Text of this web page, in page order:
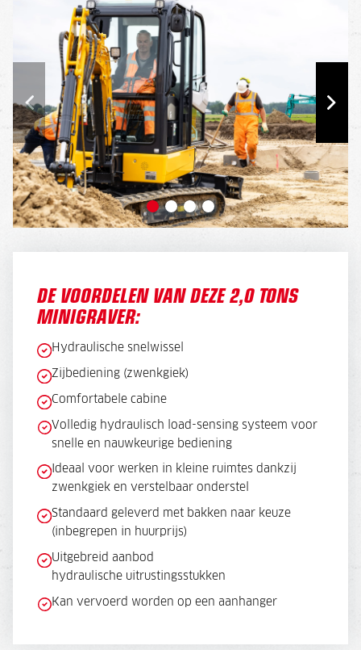
DE VOORDELEN VAN DEZE 2,0 TONS
MINIGRAVER:
Hydraulische snelwissel
Zijbediening (zwenkgiek)
Comfortabele cabine
Volledig hydraulisch load-sensing systeem voor
snelle en nauwkeurige bediening
Ideaal voor werken in kleine ruimtes dankzij
zwenkgiek en verstelbaar onderstel
Standaard geleverd met bakken naar keuze
(inbegrepen in huurprijs)
Uitgebreid aanbod
hydraulische uitrustingsstukken
Kan vervoerd worden op een aanhanger